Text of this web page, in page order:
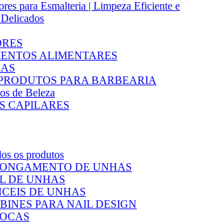
para Esmalteria | Limpeza Eficiente e
ALIMENTARES
PARA BARBEARIA
de Beleza
CAPILARES
os produtos
DE UNHAS
DE UNHAS
DE UNHAS
PARA NAIL DESIGN